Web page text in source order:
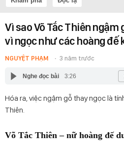
Vì sao Võ Tắc Thiên
vì ngọc như các hoàng đế
NGUYỆT PHẠM 3 năm trước
Nghe đọc bài 3:26
Hóa ra, việc ngậm gỗ thay ngọc là
Thiên.
Võ Tắc Thiên – nữ hoàng đế